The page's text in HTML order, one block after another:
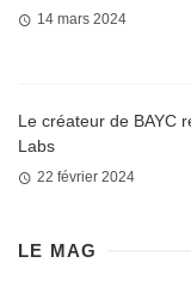
14 mars 2024
Le créateur de BAYC
Labs
22 février 2024
LE MAG